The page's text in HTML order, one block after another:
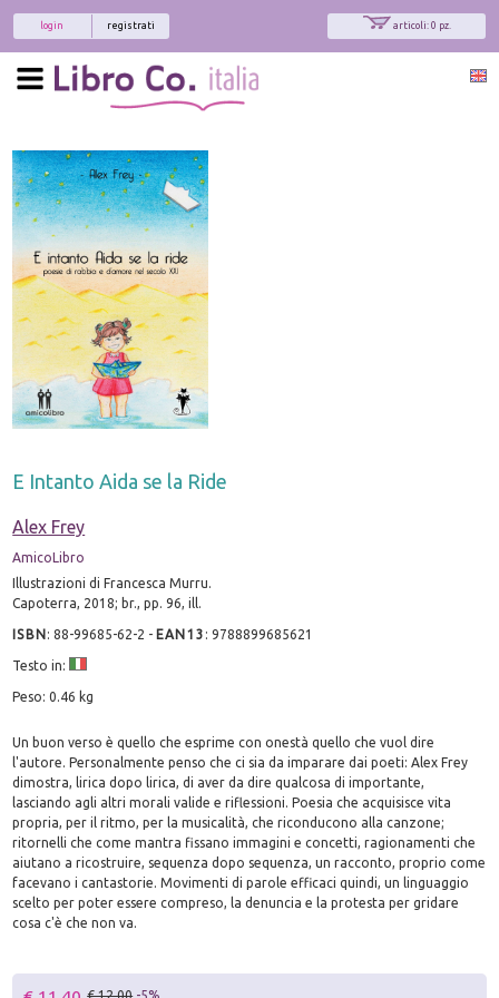
articoli: 0 pz.
registrati
login
E Intanto Aida se la Ride
Alex Frey
AmicoLibro
Illustrazioni di Francesca Murru.
Capoterra, 2018; br., pp. 96, ill.
ISBN:88-99685-62-2 - EAN13 :9788899685621
Testo in:
Peso: 0.46 kg
Un buon verso è quello che esprime con onestà quello che vuol dire
l'autore. Personalmente penso che ci sia da imparare dai poeti: Alex Frey
dimostra, lirica dopo lirica, di aver da dire qualcosa di importante,
lasciando agli altri morali valide e riflessioni. Poesia che acquisisce vita
propria, per il ritmo, per la musicalità, che riconducono alla canzone;
ritornelli che come mantra fissano immagini e concetti, ragionamenti che
aiutano a ricostruire, sequenza dopo sequenza, un racconto, proprio come
facevano i cantastorie. Movimenti di parole efficaci quindi, un linguaggio
scelto per poter essere compreso, la denuncia e la protesta per gridare
cosa c'è che non va.